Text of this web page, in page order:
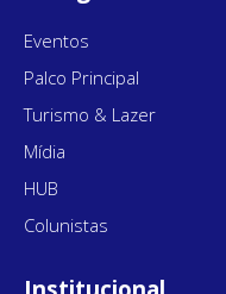
Eventos
Palco Principal
Turismo & Lazer
Mídia
HUB
Colunistas